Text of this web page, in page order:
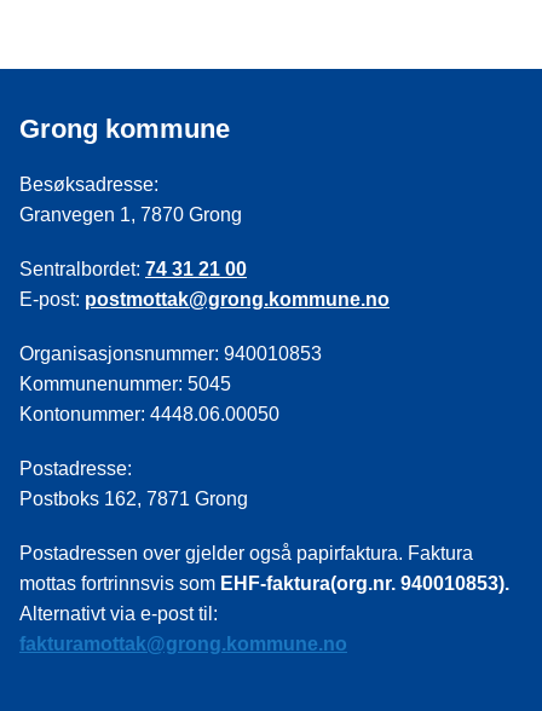
Grong kommune
Besøksadresse:
Granvegen 1, 7870 Grong
Sentralbordet: 74 31 21 00
E-post: postmottak@grong.kommune.no
Organisasjonsnummer: 940010853
Kommunenummer: 5045
Kontonummer: 4448.06.00050
Postadresse:
Postboks 162, 7871 Grong
Postadressen over gjelder også papirfaktura. Faktura
mottas fortrinnsvis som EHF-faktura(org.nr. 940010853).
Alternativt via e-post til:
fakturamottak@grong.kommune.no